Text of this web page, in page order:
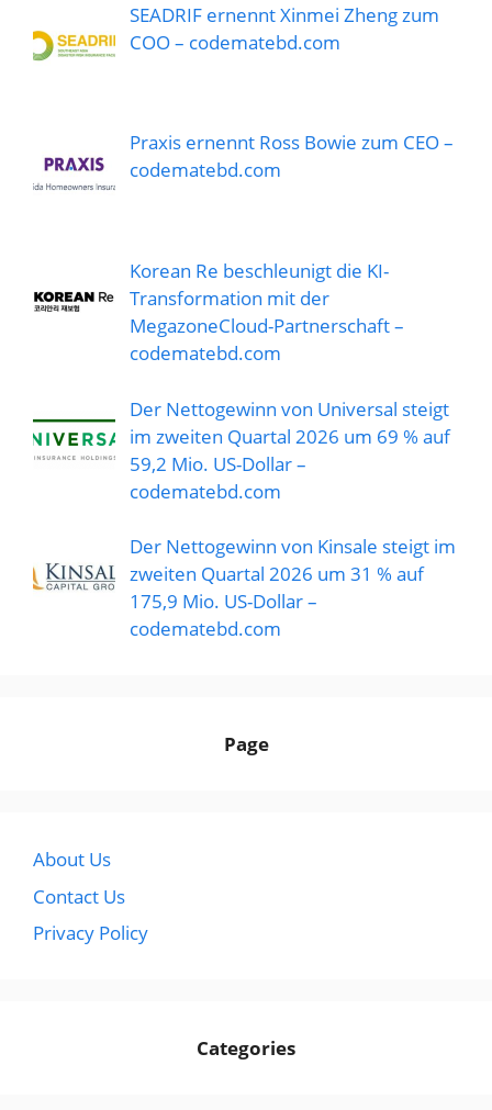
SEADRIF ernennt Xinmei Zheng zum
COO – codematebd.com
Praxis ernennt Ross Bowie zum CEO –
codematebd.com
Korean Re beschleunigt die KI-
Transformation mit der
MegazoneCloud-Partnerschaft –
codematebd.com
Der Nettogewinn von Universal steigt
im zweiten Quartal 2026 um 69 % auf
59,2 Mio. US-Dollar –
codematebd.com
Der Nettogewinn von Kinsale steigt im
zweiten Quartal 2026 um 31 % auf
175,9 Mio. US-Dollar –
codematebd.com
Page
About Us
Contact Us
Privacy Policy
Categories